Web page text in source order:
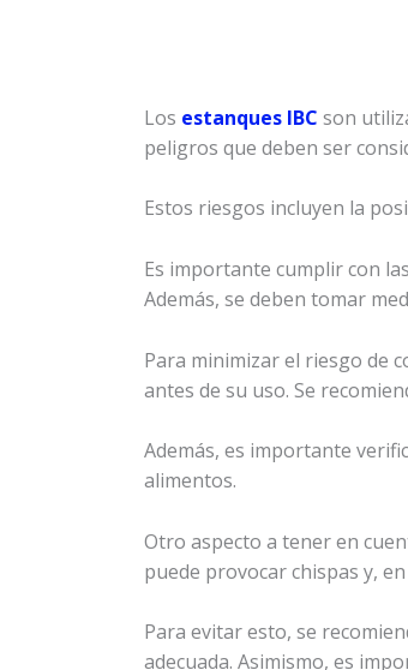
Los estanques IBC son
peligros que deben ser
Estos riesgos incluyen la
Es importante cumplir con
Además, se deben tomar
Para minimizar el riesgo de
antes de su uso. Se
Además, es importante
alimentos.
Otro aspecto a tener en
puede provocar chispas y,
Para evitar esto, se
adecuada. Asimismo, es